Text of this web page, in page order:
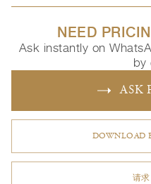
NEED
Ask instantly on
by
ASK
DOWNLOAD
请